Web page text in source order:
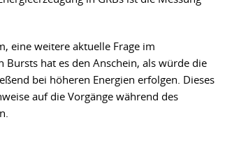
eine weitere aktuelle Frage im
hat es den Anschein, als würde die
bei höheren Energien erfolgen. Dieses
auf die Vorgänge während des